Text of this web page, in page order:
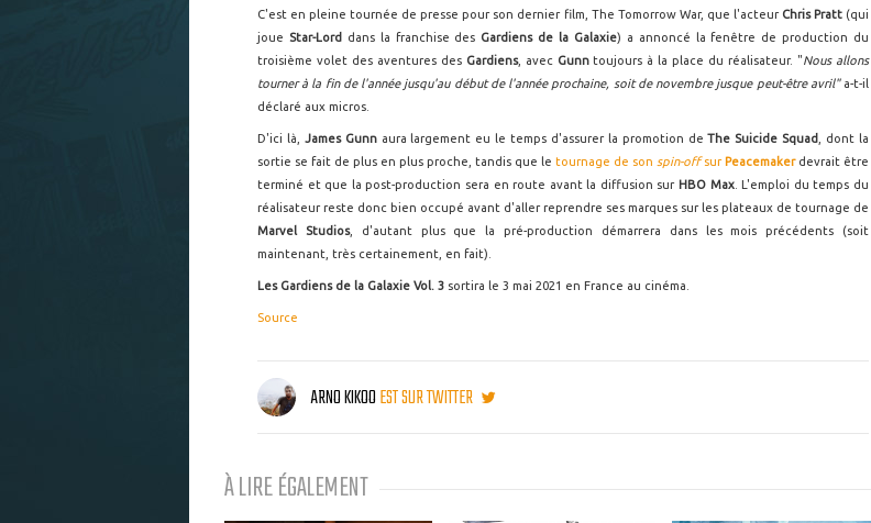
C'est en pleine tournée de presse pour son dernier film, The Tomorrow War, que l'acteur Chris Pratt(qui
joue Star-Lord dans la franchise des Gardiens de la Galaxie) a annoncé la fenêtre de production du
troisième volet des aventures des Gardiens, avec Gunn toujours à la place du réalisateur. "Nous allons
tourner à la fin de l'année jusqu'au début de l'année prochaine, soit de novembre jusque peut-être avril"a-t-il
déclaré aux micros.
D'ici là, James Gunn aura largement eu le temps d'assurer la promotion deThe Suicide Squad
, dont la
sortie se fait de plus en plus proche, tandis que le tournage de son spin-offsur Peacemaker devrait être
terminé et que la post-production sera en route avant la diffusion sur HBO Max. L'emploi du temps du
réalisateur reste donc bien occupé avant d'aller reprendre ses marques sur les plateaux de tournage de
Marvel Studios, d'autant plus que la pré-production démarrera dans les mois précédents (soit
maintenant, très certainement, en fait).
Les Gardiens de la Galaxie Vol. 3 sortira le 3 mai 2021 en France au cinéma.
Source
ARNO KIKOOEST SUR TWITTER
À LIRE ÉGALEMENT